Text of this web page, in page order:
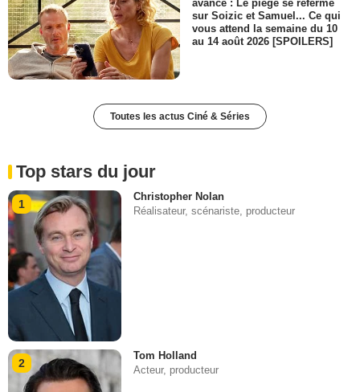
avance : Le piège se referme
sur Soizic et Samuel... Ce qui
vous attend la semaine du 10
au 14 août 2026 [SPOILERS]
Toutes les actus Ciné & Séries
Top stars du jour
1
Christopher Nolan
Réalisateur, scénariste, producteur
2
Tom Holland
Acteur, producteur